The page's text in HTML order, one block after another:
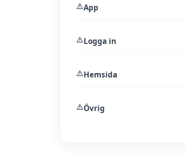
⚠️App
⚠️Logga in
⚠️Hemsida
⚠️Övrig